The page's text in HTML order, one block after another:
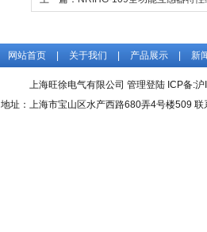
网站首页 关于我们 产品展示 新
上海旺徐电气有限公司 管理登陆 ICP备:沪
地址：上海市宝山区水产西路680弄4号楼509